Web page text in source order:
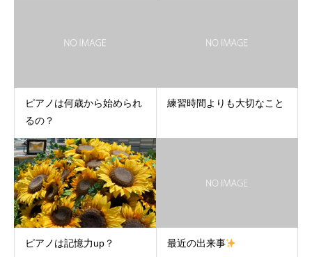
ピアノは何歳から始められ
るの？
練習時間よりも大切なこと
ピアノは記憶力up？ 最近の出来事